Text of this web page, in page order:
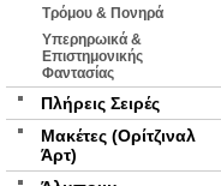
Τρόμου & Πονηρά
Υπερηρωικά &
Επιστημονικής
Φαντασίας
Πλήρεις Σειρές
Μακέτες (Ορίτζιναλ
Άρτ)